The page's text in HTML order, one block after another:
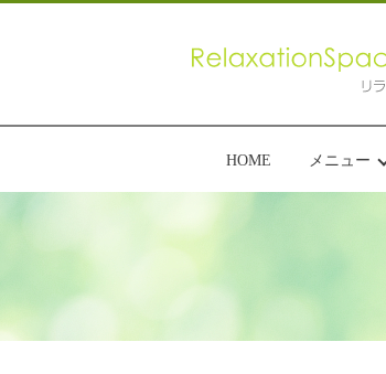
HOME メニュー